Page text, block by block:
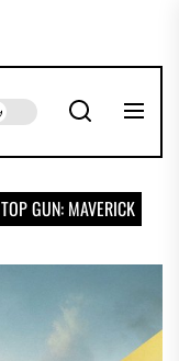
TOP GUN: MAVERICK